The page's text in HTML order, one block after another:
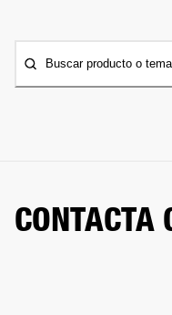
Buscar producto o tema
CONTACTA